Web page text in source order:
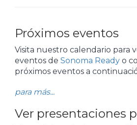
Próximos eventos
Visita nuestro calendario para
eventos de Sonoma Ready o
próximos eventos a
para más...
Ver presentaciones